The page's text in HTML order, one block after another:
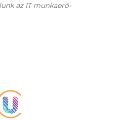
az IT munkaerő-